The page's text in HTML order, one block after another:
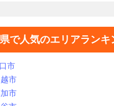
で人気のエリアランキ
市
市
市